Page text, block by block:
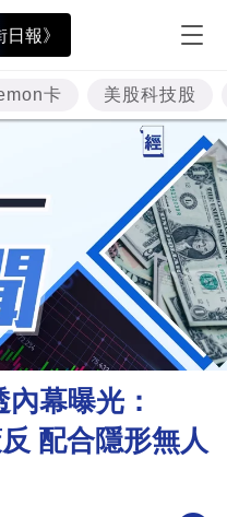
報》
卡 美股科技股
幕曝光：
配合隱形無人